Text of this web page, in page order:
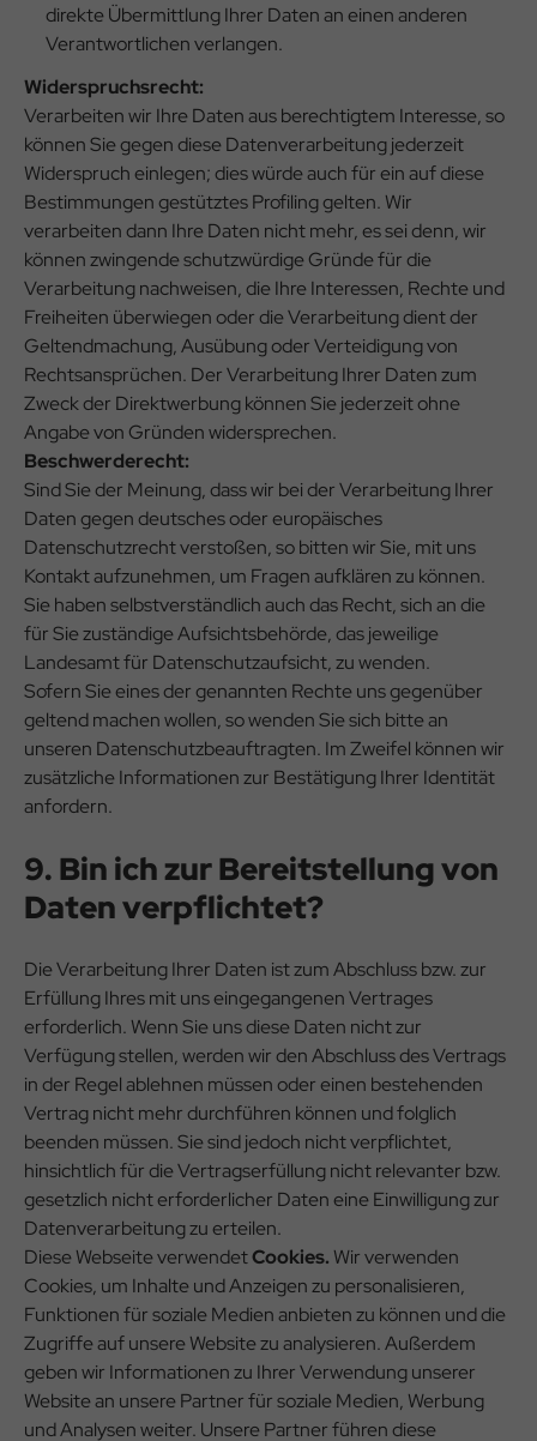
direkte Übermittlung Ihrer Daten an einen anderen
Verantwortlichen verlangen.
Widerspruchsrecht:
Verarbeiten wir Ihre Daten aus berechtigtem Interesse, so
können Sie gegen diese Datenverarbeitung jederzeit
Widerspruch einlegen; dies würde auch für ein auf diese
Bestimmungen gestütztes Profiling gelten. Wir
verarbeiten dann Ihre Daten nicht mehr, es sei denn, wir
können zwingende schutzwürdige Gründe für die
Verarbeitung nachweisen, die Ihre Interessen, Rechte und
Freiheiten überwiegen oder die Verarbeitung dient der
Geltendmachung, Ausübung oder Verteidigung von
Rechtsansprüchen. Der Verarbeitung Ihrer Daten zum
Zweck der Direktwerbung können Sie jederzeit ohne
Angabe von Gründen widersprechen.
Beschwerderecht:
Sind Sie der Meinung, dass wir bei der Verarbeitung Ihrer
Daten gegen deutsches oder europäisches
Datenschutzrecht verstoßen, so bitten wir Sie, mit uns
Kontakt aufzunehmen, um Fragen aufklären zu können.
Sie haben selbstverständlich auch das Recht, sich an die
für Sie zuständige Aufsichtsbehörde, das jeweilige
Landesamt für Datenschutzaufsicht, zu wenden.
Sofern Sie eines der genannten Rechte uns gegenüber
geltend machen wollen, so wenden Sie sich bitte an
unseren Datenschutzbeauftragten. Im Zweifel können wir
zusätzliche Informationen zur Bestätigung Ihrer Identität
anfordern.
9. Bin ich zur Bereitstellung von
Daten verpflichtet?
Die Verarbeitung Ihrer Daten ist zum Abschluss bzw. zur
Erfüllung Ihres mit uns eingegangenen Vertrages
erforderlich. Wenn Sie uns diese Daten nicht zur
Verfügung stellen, werden wir den Abschluss des Vertrags
in der Regel ablehnen müssen oder einen bestehenden
Vertrag nicht mehr durchführen können und folglich
beenden müssen. Sie sind jedoch nicht verpflichtet,
hinsichtlich für die Vertragserfüllung nicht relevanter bzw.
gesetzlich nicht erforderlicher Daten eine Einwilligung zur
Datenverarbeitung zu erteilen.
Diese Webseite verwendetCookies. Wir verwenden
Cookies, um Inhalte und Anzeigen zu personalisieren,
Funktionen für soziale Medien anbieten zu können und die
Zugriffe auf unsere Website zu analysieren. Außerdem
geben wir Informationen zu Ihrer Verwendung unserer
Website an unsere Partner für soziale Medien, Werbung
und Analysen weiter. Unsere Partner führen diese